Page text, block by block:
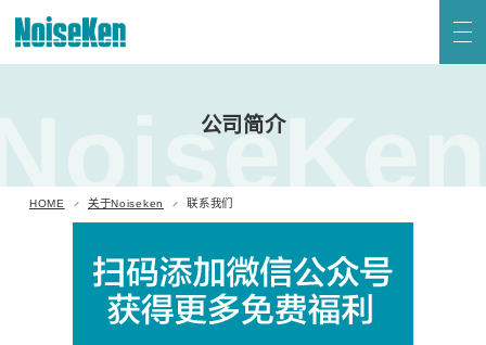
日语 英语
公司简介
HOME 关于Noiseken 联系我们
电快速瞬变脉冲群模拟试验器